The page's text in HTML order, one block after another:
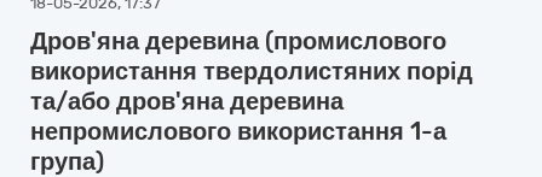
Дров'яна деревина (промислового
використання твердолистяних порід
та/або дров'яна деревина
непромислового використання 1-а
група)